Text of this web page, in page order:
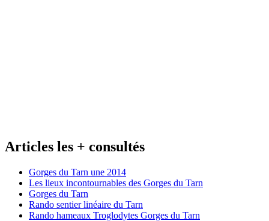
Articles les + consultés
Gorges du Tarn une 2014
Les lieux incontournables des Gorges du Tarn
Gorges du Tarn
Rando sentier linéaire du Tarn
Rando hameaux Troglodytes Gorges du Tarn